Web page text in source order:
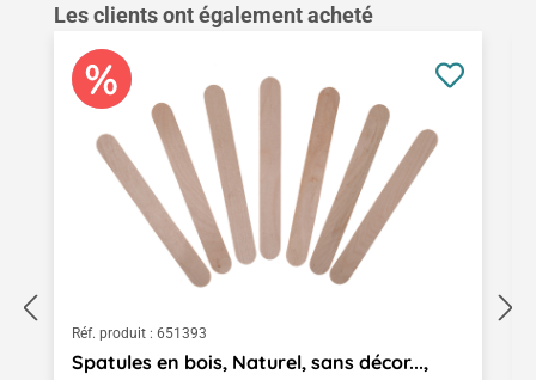
Ignorer la galerie de produits
Les clients ont également acheté
Réf. produit : 651393
Spatules en bois, Naturel, sans décor...,